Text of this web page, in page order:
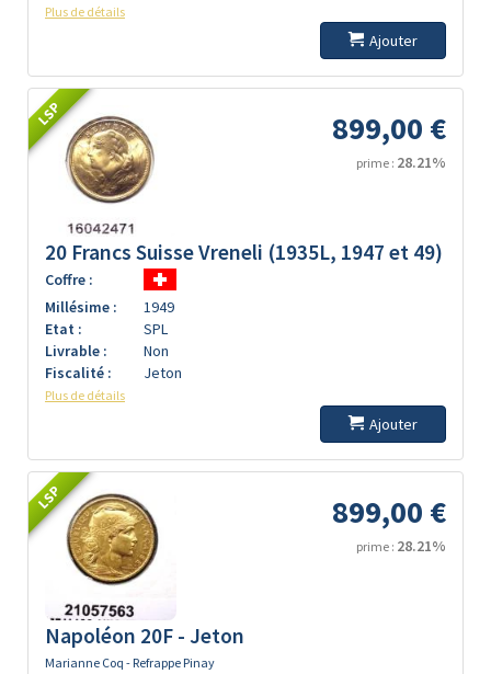
Plus de détails
Ajouter
LSP 899,00 €
prime : 28.21%
20 Francs Suisse Vreneli (1935L, 1947 et 49)
Coffre :
Millésime :
1949
Etat :
SPL
Livrable :
Non
Fiscalité :
Jeton
Plus de détails
Ajouter
LSP 899,00 €
prime : 28.21%
Napoléon 20F - Jeton
Marianne Coq - Refrappe Pinay